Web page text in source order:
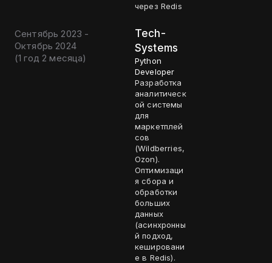
через Redis
Сентябрь 2023 -
Октябрь 2024
(1 год 2 месяца)
Tech-
Systems
Python
Developer
Разработка
аналитическ
ой системы
для
маркетплей
сов
(Wildberries,
Ozon).
Оптимизаци
я сбора и
обработки
больших
данных
(асинхронны
й подход,
кешировани
е в Redis).